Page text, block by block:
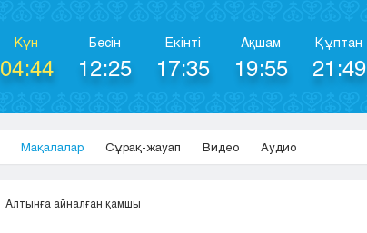
Күн
04:44
Бесін
12:25
Екінті
17:35
Ақшам
19:55
Құптан
21:49
Мақалалар Сұрақ-жауап Видео Аудио
Алтынға айналған қамшы